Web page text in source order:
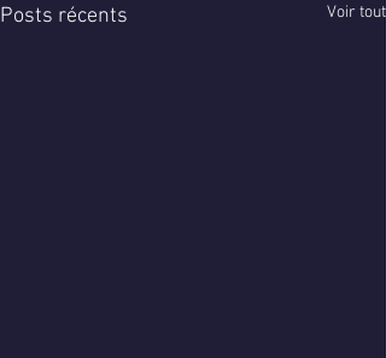
Posts récents Voir tout